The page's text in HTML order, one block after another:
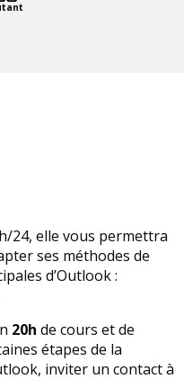
24, elle vous permettra
ses méthodes de
d’Outlook :
20h de cours et de
étapes de la
inviter un contact à